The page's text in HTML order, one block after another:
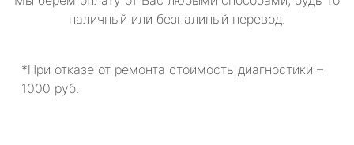
наличный или безналиный перевод.
*При отказе от ремонта стоимость диагностики –
1000 руб.